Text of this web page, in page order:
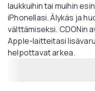
laukkuihin tai muihin
iPhonellasi. Älykäs ja
välttämiseksi. CDONin
Apple-laitteitasi
helpottavat arkea.